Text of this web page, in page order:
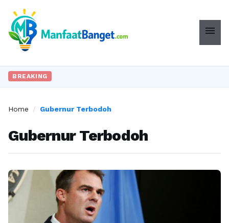
menu
BREAKING
Home / Gubernur Terbodoh
Gubernur Terbodoh